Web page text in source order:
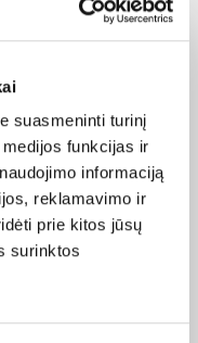
suasmeninti turinį
funkcijas ir
informaciją
reklamavimo ir
prie kitos jūsų
surinktos
pristatymo terminas
pristatysime per
atsiimti patiems,
BIGBOX.LT
prekes